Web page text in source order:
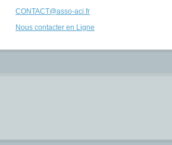
CONTACT@asso-aci.fr
Nous contacter en Ligne